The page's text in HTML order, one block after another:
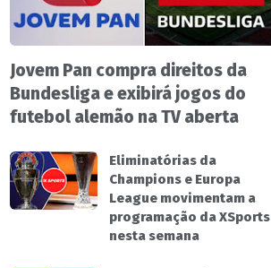
Jovem Pan compra direitos da
Bundesliga e exibirá jogos do
futebol alemão na TV aberta
Eliminatórias da
Champions e Europa
League movimentam a
programação da XSports
nesta semana